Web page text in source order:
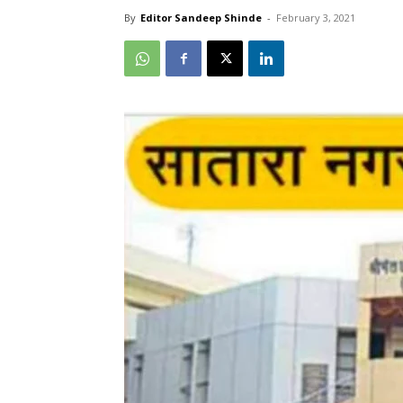
By Editor Sandeep Shinde - February 3, 2021